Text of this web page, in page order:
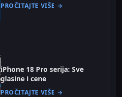
PROČITAJTE VIŠE →
iPhone 18 Pro serija: Sve
glasine i cene
PROČITAJTE VIŠE →